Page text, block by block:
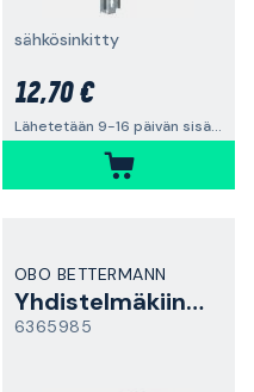
sähkösinkitty
12,70 €
Lähetetään 9-16 päivän sisällä
OBO BETTERMANN
Yhdistelmäkiinnike
6365985